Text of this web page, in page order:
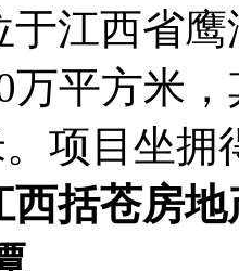
于江西省
万平方米
项目坐拥
西括苍房